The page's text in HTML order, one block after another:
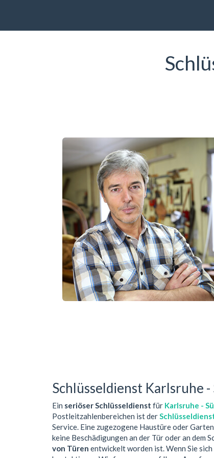
Schlüsseldienst Karlsruhe
Ein seriöser Schlüsseldienst für Karlsruhe -
Postleitzahlenbereichen ist der
Service. Eine zugezogene Haustüre oder
keine Beschädigungen an der Tür oder an dem
von Türen entwickelt worden ist. Wenn Sie